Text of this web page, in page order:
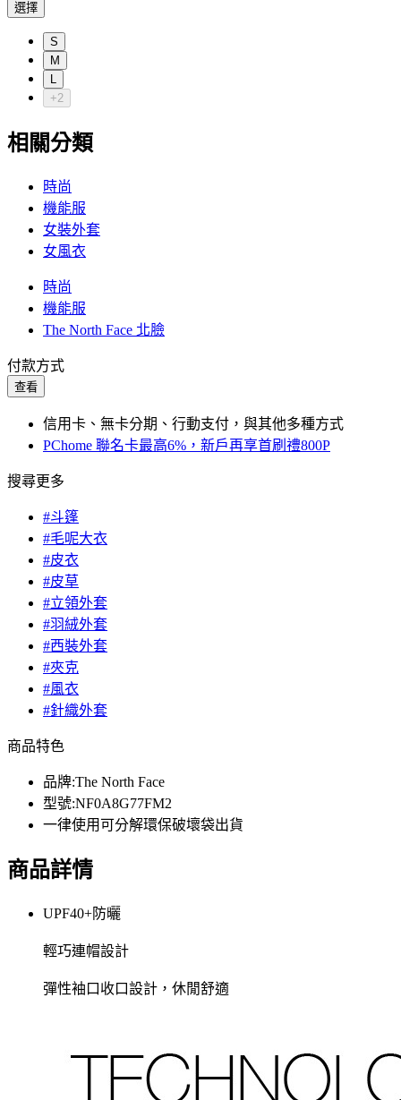
選擇
S
M
L
+2
相關分類
時尚
機能服
女裝外套
女風衣
時尚
機能服
The North Face 北臉
付款方式
查看
信用卡、無卡分期、行動支付，與其他多種方式
PChome 聯名卡最高6%，新戶再享首刷禮800P
搜尋更多
#斗篷
#毛呢大衣
#皮衣
#皮草
#立領外套
#羽絨外套
#西裝外套
#夾克
#風衣
#針織外套
商品特色
品牌:The North Face
型號:NF0A8G77FM2
一律使用可分解環保破壞袋出貨
商品詳情
UPF40+防曬
輕巧連帽設計
彈性袖口收口設計，休閒舒適